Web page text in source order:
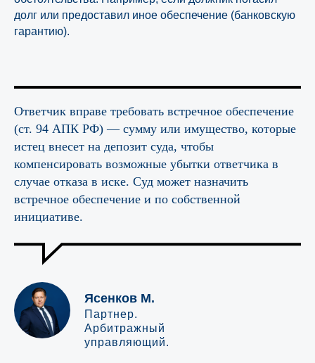
долг или предоставил иное обеспечение (банковскую
гарантию).
Ответчик вправе требовать встречное обеспечение
(ст. 94 АПК РФ) — сумму или имущество, которые
истец внесет на депозит суда, чтобы
компенсировать возможные убытки ответчика в
случае отказа в иске. Суд может назначить
встречное обеспечение и по собственной
инициативе.
Ясенков М.
Партнер.
Арбитражный
управляющий.